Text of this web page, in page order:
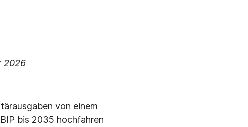
2026
von einem
bis 2035 hochfahren